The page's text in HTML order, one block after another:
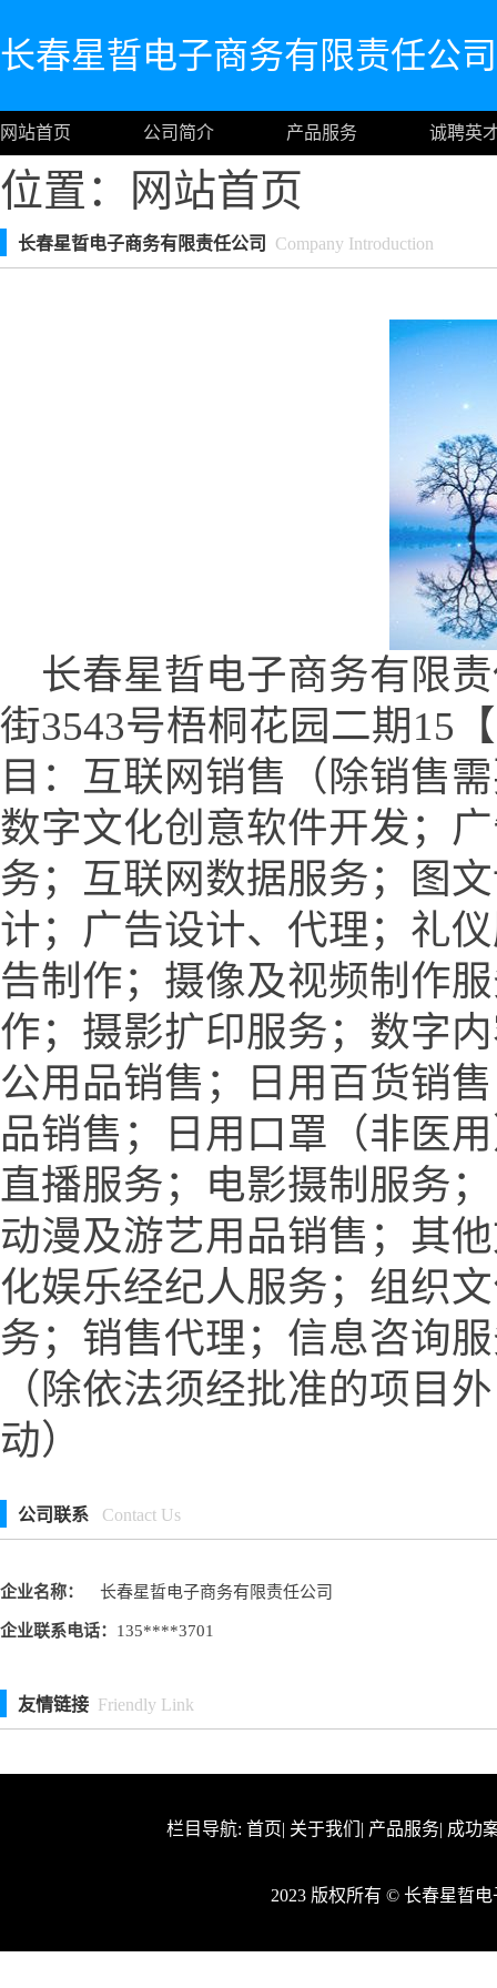
长春星晢电子商务有限责任公司
网站首页 公司简介 产品服务 诚聘英
位置： 网站首页
长春星晢电子商务有限责任公司 Company Introduction
长春星晢电子商务有限
街3543号梧桐花园二期15
目：互联网销售（除销售
数字文化创意软件开发；
务；互联网数据服务；图
计；广告设计、代理；礼
告制作；摄像及视频制作
作；摄影扩印服务；数字
公用品销售；日用百货销
品销售；日用口罩（非医
直播服务；电影摄制服务
动漫及游艺用品销售；其
化娱乐经纪人服务；组织
务；销售代理；信息咨询
（除依法须经批准的项目
动）
公司联系 Contact Us
企业名称： 长春星晢电子商务有限责任公司
企业联系电话： 135****3701
友情链接 Friendly Link
栏目导航: 首页| 关于我们 | 产品服务| 成功
2023 版权所有 © 长春星晢